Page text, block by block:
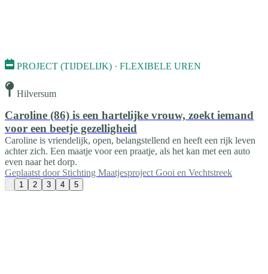
PROJECT (TIJDELIJK) · FLEXIBELE UREN
Hilversum
Caroline (86) is een hartelijke vrouw, zoekt iemand
voor een beetje gezelligheid
Caroline is vriendelijk, open, belangstellend en heeft een rijk leven
achter zich. Een maatje voor een praatje, als het kan met een auto
even naar het dorp.
Geplaatst door Stichting Maatjesproject Gooi en Vechtstreek
1 2 3 4 5